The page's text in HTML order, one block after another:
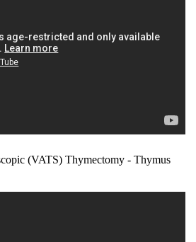
(VATS) Thymectomy - Thymus